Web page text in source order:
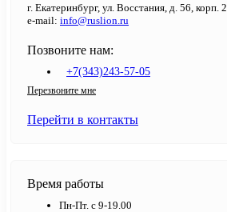
г. Екатеринбург, ул. Восстания, д. 56, корп. 2
e-mail: info@ruslion.ru
Позвоните нам:
+7(343)243-57-05
Перезвоните мне
Перейти в контакты
Время работы
Пн-Пт. с 9-19.00